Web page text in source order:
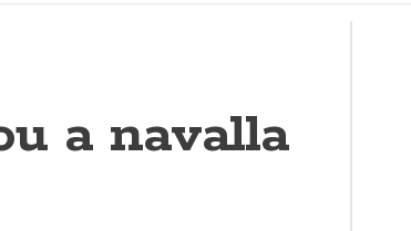
a navalla